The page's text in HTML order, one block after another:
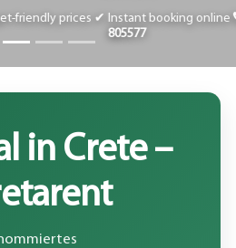
Instant booking online
+30 6945
in Crete –